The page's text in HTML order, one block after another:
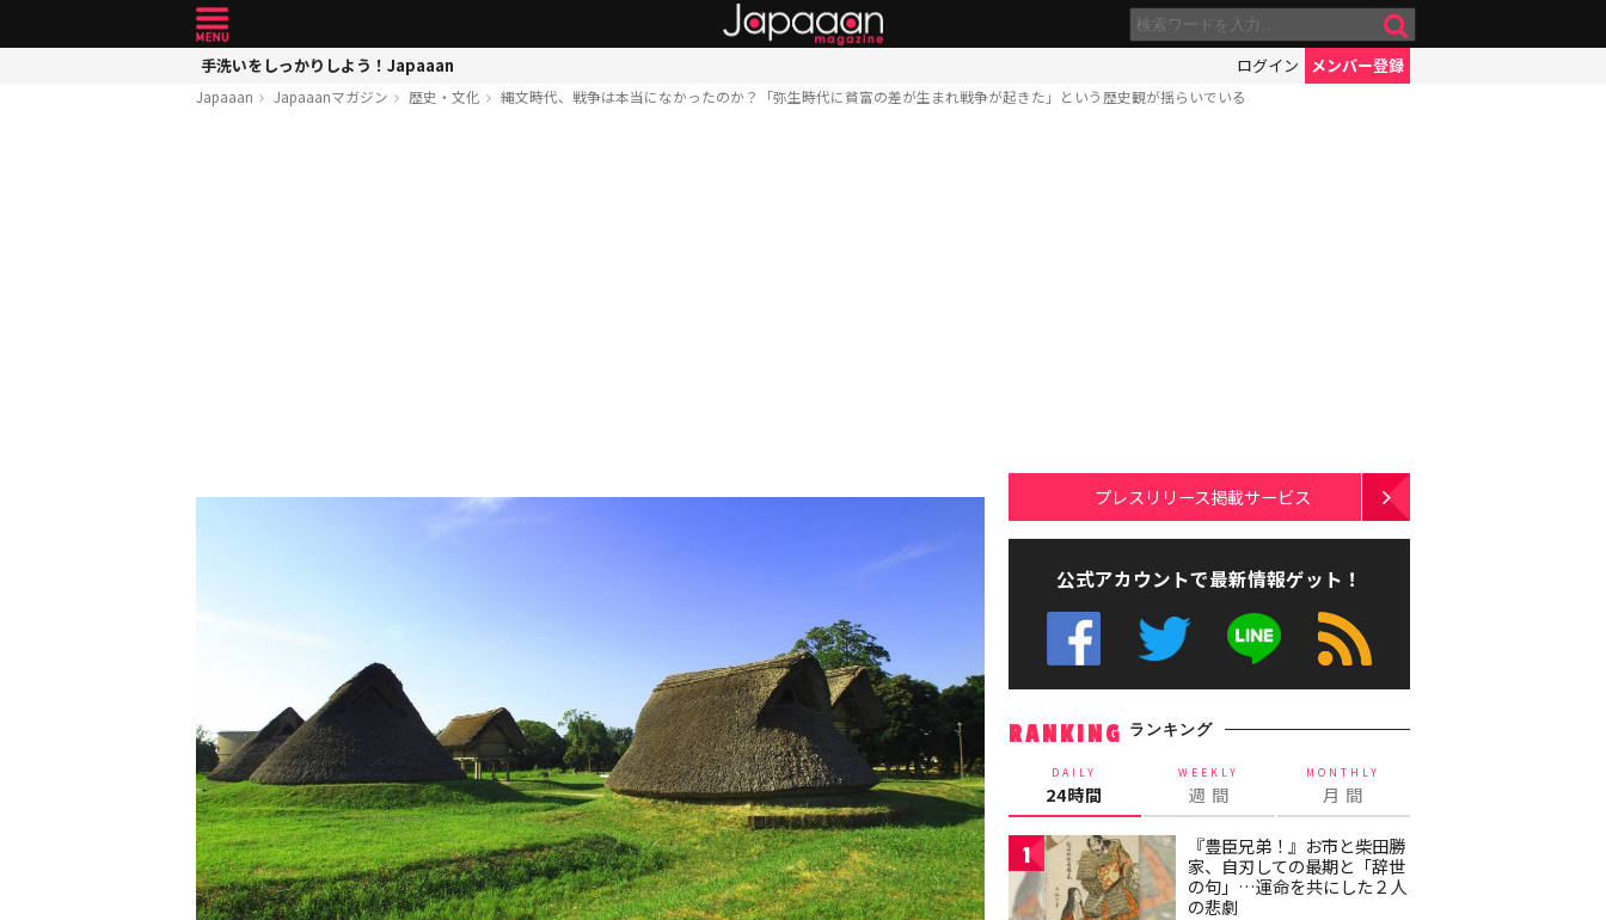
手洗いをしっかりしよう！Japaaan ログイン メンバー登録
Japaaan Japaaanマガジン 歴史・文化 縄文時代、戦争は本当になかったのか？「弥生時代に貧富の差が生まれ戦争が起きた」という歴史観が揺らいでいる
プレスリリース掲載サービス
公式アカウントで最新情報ゲット！
RANKING ランキング
DAILY
24時間
WEEKLY
週 間
MONTHLY
月 間
1
『豊臣兄弟！』お市と柴田勝
家、自刃しての最期と「辞世
の句」…運命を共にした２人
の悲劇